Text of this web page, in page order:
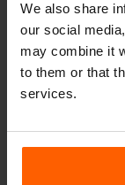
We also share
our social
may combine it
to them or that
services.
Apple
Apple
Apple
Apple